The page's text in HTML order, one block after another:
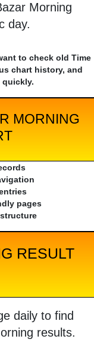
Morning
day.
to check old Time
chart history, and
quickly.
MORNING
pages
RESULT
daily to find
results.